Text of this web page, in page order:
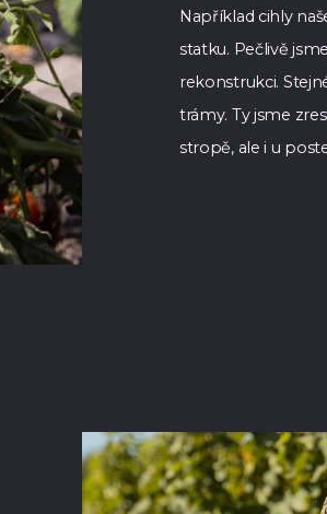
Například cihly
statku. Pečlivě
rekonstrukci.
trámy. Ty jsme
stropě, ale i u